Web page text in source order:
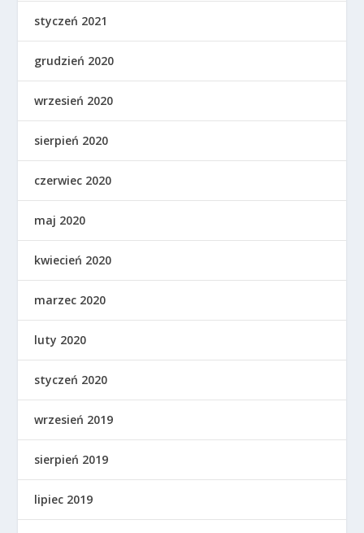
styczeń 2021
grudzień 2020
wrzesień 2020
sierpień 2020
czerwiec 2020
maj 2020
kwiecień 2020
marzec 2020
luty 2020
styczeń 2020
wrzesień 2019
sierpień 2019
lipiec 2019